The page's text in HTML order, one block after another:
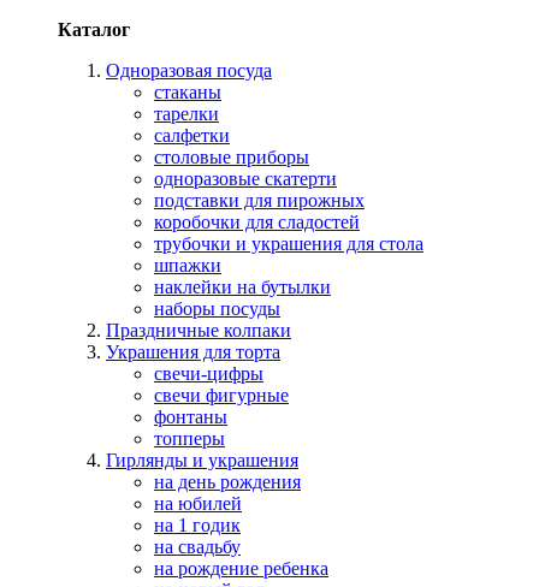
Каталог
Одноразовая посуда
стаканы
тарелки
салфетки
столовые приборы
одноразовые скатерти
подставки для пирожных
коробочки для сладостей
трубочки и украшения для стола
шпажки
наклейки на бутылки
наборы посуды
Праздничные колпаки
Украшения для торта
свечи-цифры
свечи фигурные
фонтаны
топперы
Гирлянды и украшения
на день рождения
на юбилей
на 1 годик
на свадьбу
на рождение ребенка